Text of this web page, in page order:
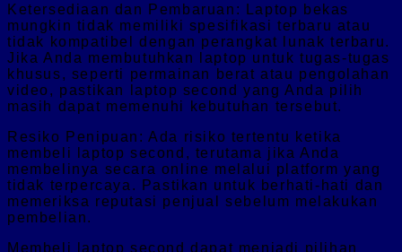
Ketersediaan dan Pembaruan: Laptop bekas
mungkin tidak memiliki spesifikasi terbaru atau
tidak kompatibel dengan perangkat lunak terbaru.
Jika Anda membutuhkan laptop untuk tugas-tugas
khusus, seperti permainan berat atau pengolahan
video, pastikan laptop second yang Anda pilih
masih dapat memenuhi kebutuhan tersebut.
Resiko Penipuan: Ada risiko tertentu ketika
membeli laptop second, terutama jika Anda
membelinya secara online melalui platform yang
tidak terpercaya. Pastikan untuk berhati-hati dan
memeriksa reputasi penjual sebelum melakukan
pembelian.
Membeli laptop second dapat menjadi pilihan